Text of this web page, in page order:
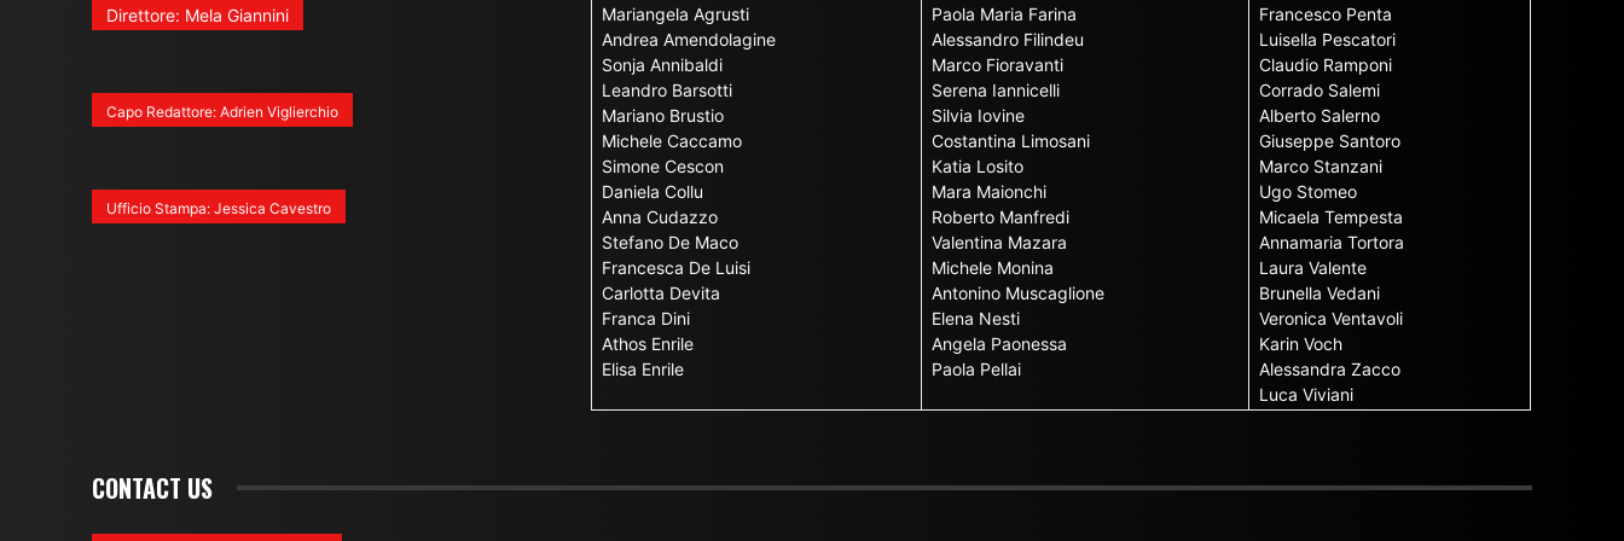
Direttore: Mela Giannini
Capo Redattore: Adrien Viglierchio
Ufficio Stampa: Jessica Cavestro
Mariangela Agrusti
Andrea Amendolagine
Sonja Annibaldi
Leandro Barsotti
Mariano Brustio
Michele Caccamo
Simone Cescon
Daniela Collu
Anna Cudazzo
Stefano De Maco
Francesca De Luisi
Carlotta Devita
Franca Dini
Athos Enrile
Elisa Enrile
Paola Maria Farina
Alessandro Filindeu
Marco Fioravanti
Serena Iannicelli
Silvia Iovine
Costantina Limosani
Katia Losito
Mara Maionchi
Roberto Manfredi
Valentina Mazara
Michele Monina
Antonino Muscaglione
Elena Nesti
Angela Paonessa
Paola Pellai
Francesco Penta
Luisella Pescatori
Claudio Ramponi
Corrado Salemi
Alberto Salerno
Giuseppe Santoro
Marco Stanzani
Ugo Stomeo
Micaela Tempesta
Annamaria Tortora
Laura Valente
Brunella Vedani
Veronica Ventavoli
Karin Voch
Alessandra Zacco
Luca Viviani
CONTACT US